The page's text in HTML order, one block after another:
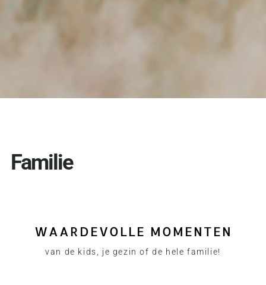
Familie
WAARDEVOLLE MOMENTEN
van de kids, je gezin of de hele familie!